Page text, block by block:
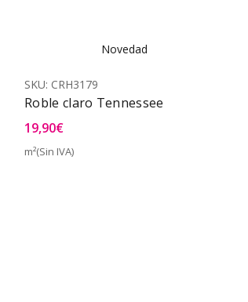
Novedad
SKU: CRH3179
Roble claro Tennessee
19,90€
m²(Sin IVA)